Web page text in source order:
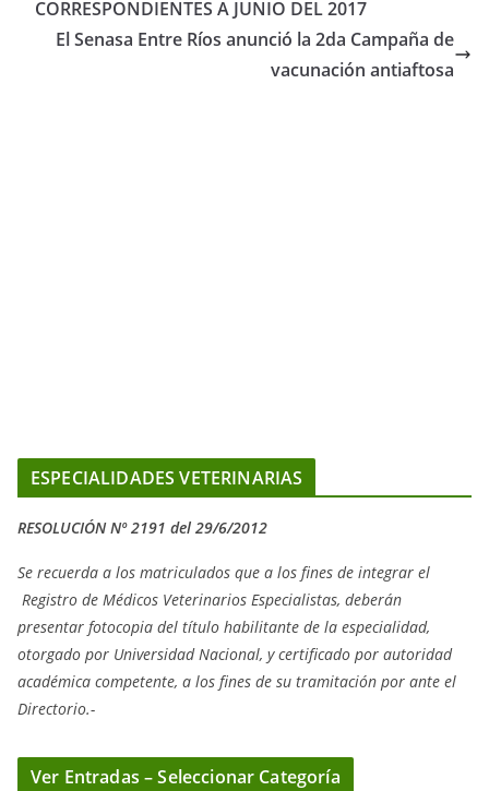
CORRESPONDIENTES A JUNIO DEL 2017
El Senasa Entre Ríos anunció la 2da Campaña de
vacunación antiaftosa
ESPECIALIDADES VETERINARIAS
RESOLUCIÓN Nº 2191 del 29/6/2012
Se recuerda a los matriculados que a los fines de integrar el
Registro de Médicos Veterinarios Especialistas, deberán
presentar fotocopia del título habilitante de la especialidad,
otorgado por Universidad Nacional, ycertificado por autoridad
académica competente, a los fines de su tramitación por ante el
Directorio.-
Ver Entradas – Seleccionar Categoría